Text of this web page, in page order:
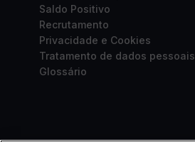
Saldo Positivo
Recrutamento
Privacidade e Cookies
Tratamento de dados pessoais
Glossário